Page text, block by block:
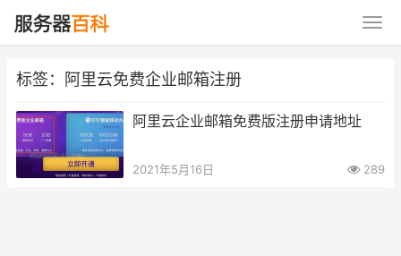
标签：阿里云免费企业邮箱注册
阿里云企业邮箱免费版注册申请地址
2021年5月16日 289